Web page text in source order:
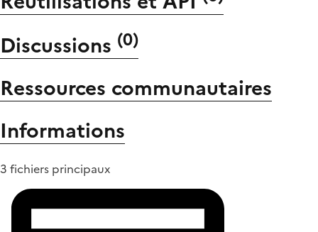
Discussions (0)
Ressources communautaires
Informations
3 fichiers principaux